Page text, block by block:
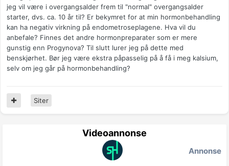
jeg vil være i overgangsalder frem til "normal" overgangsalder
starter, dvs. ca. 10 år til? Er bekymret for at min hormonbehandling
kan ha negativ virkning på endometroseplagene. Hva vil du
anbefale? Finnes det andre hormonpreparater som er mere
gunstig enn Progynova? Til slutt lurer jeg på dette med
benskjørhet. Bør jeg være ekstra påpasselig på å få i meg kalsium,
selv om jeg går på hormonbehandling?
Siter
Videoannonse
Annonse